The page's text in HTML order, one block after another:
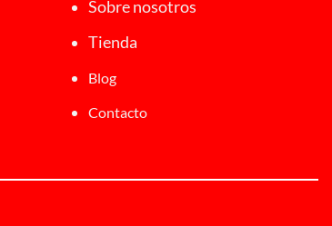
Sobre nosotros
Tienda
Blog
Contacto